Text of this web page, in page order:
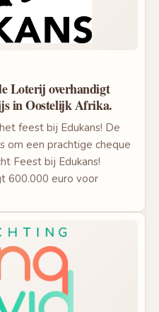
Loterij overhandigt
in Oostelijk Afrika.
feest bij Edukans! De
om een prachtige cheque
Feest bij Edukans!
600.000 euro voor